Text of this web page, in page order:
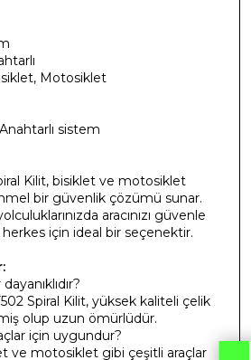
Motosiklet
Anahtarlı sistem
Kilit, bisiklet ve motosiklet
bir güvenlik çözümü sunar.
aracınızı güvenle
için ideal bir seçenektir.
Spiral Kilit, yüksek kaliteli çelik
olup uzun ömürlüdür.
için uygundur?
ve motosiklet gibi çeşitli araçlar